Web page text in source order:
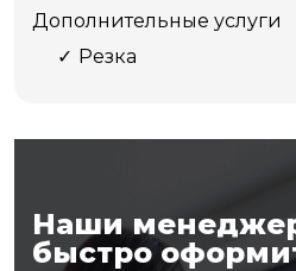
Дополнительные услуги
Резка
Наши
быстро